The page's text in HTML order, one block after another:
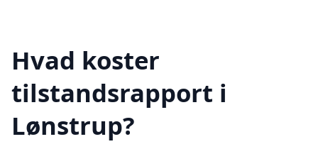
Hvad koster
tilstandsrapport i
Lønstrup?